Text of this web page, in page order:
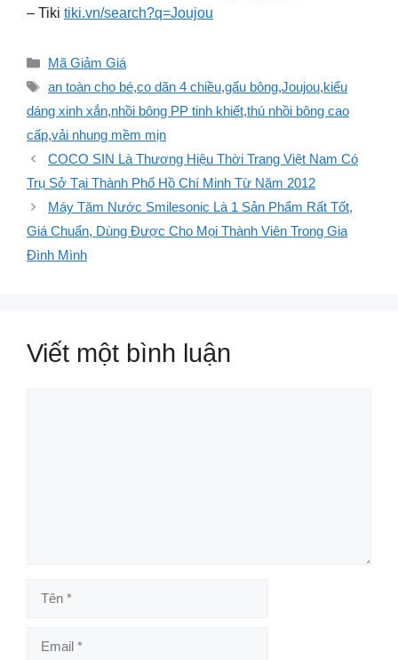
– Tiki tiki.vn/search?q=Joujou
Danh
Mã Giảm Giá
Thẻ
an toàn cho bé,co dãn 4 chiều,gấu bông,Joujou,kiểu
dáng xinh xắn,nhồi bông PP tinh khiết,thú nhồi bông cao
cấp,vải nhung mềm mịn
COCO SIN Là Thương Hiệu Thời Trang Việt Nam Có
Trụ Sở Tại Thành Phố Hồ Chí Minh Từ Năm 2012
Máy Tăm Nước Smilesonic Là 1 Sản Phẩm Rất Tốt,
Giá Chuẩn, Dùng Được Cho Mọi Thành Viên Trong Gia
Đình Mình
Viết một bình luận